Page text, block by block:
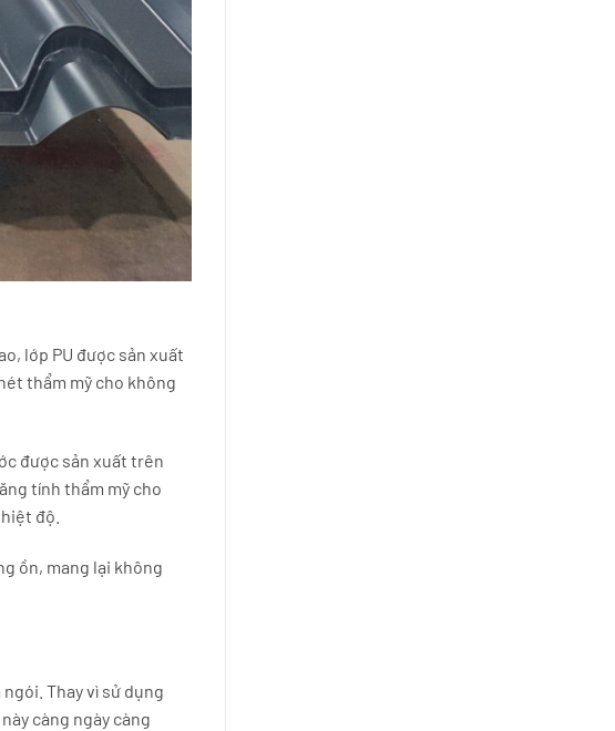
lớp PU được sản xuất
thẩm mỹ cho không
được sản xuất trên
tính thẩm mỹ cho
độ.
ồn, mang lại không
Thay vì sử dụng
càng ngày càng